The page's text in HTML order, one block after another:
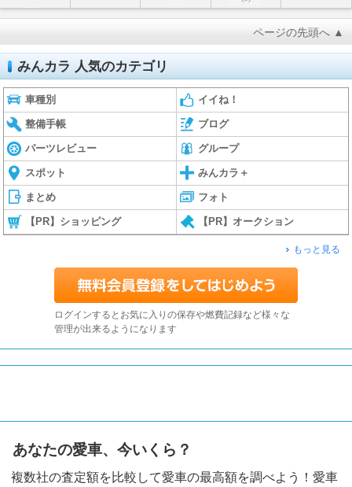
ページの先頭へ ▲
みんカラ 人気のカテゴリ
車種別 イイね！
整備手帳 ブログ
パーツレビュー グループ
スポット みんカラ＋
まとめ フォト
【PR】ショッピング 【PR】オークション
もっと見る
ログインするとお気に入りの保存や燃費記録など様々な
管理が出来るようになります
あなたの愛車、今いくら？
複数社の査定額を比較して愛車の最高額を調べよう！愛車